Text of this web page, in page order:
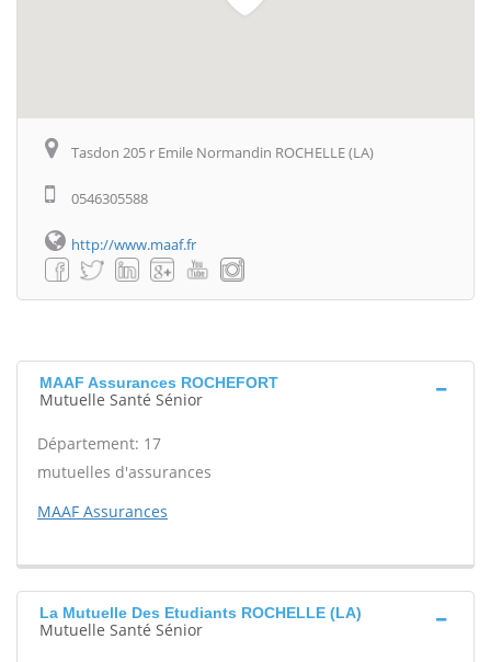
Tasdon 205 r Emile Normandin ROCHELLE (LA)
0546305588
http://www.maaf.fr
MAAF Assurances ROCHEFORT
Mutuelle Santé Sénior
Département: 17
mutuelles d'assurances
MAAF Assurances
La Mutuelle Des Etudiants ROCHELLE (LA)
Mutuelle Santé Sénior